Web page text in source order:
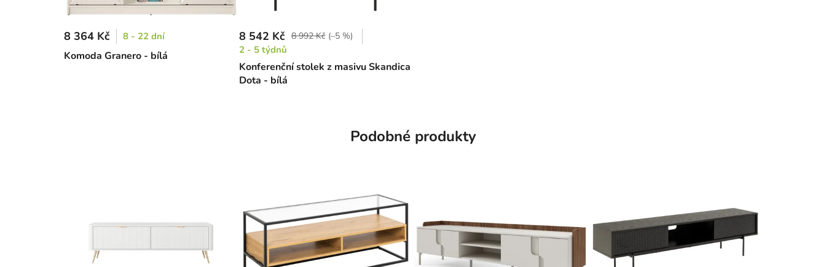
Komoda Granero - bílá
8 364 Kč 8 - 22 dní
Konferenční stolek z masivu Skandica
Dota - bílá
8 542 Kč 8 992 Kč (–5 %)
2 - 5 týdnů
Podobné produkty